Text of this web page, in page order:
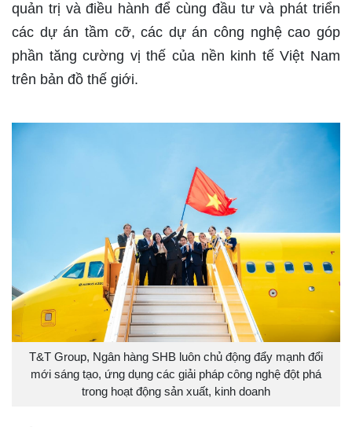
quản trị và điều hành để cùng đầu tư và phát triển
các dự án tầm cỡ, các dự án công nghệ cao góp
phần tăng cường vị thế của nền kinh tế Việt Nam
trên bản đồ thế giới.
T&T Group, Ngân hàng SHB luôn chủ động đẩy mạnh đổi
mới sáng tạo, ứng dụng các giải pháp công nghệ đột phá
trong hoạt động sản xuất, kinh doanh